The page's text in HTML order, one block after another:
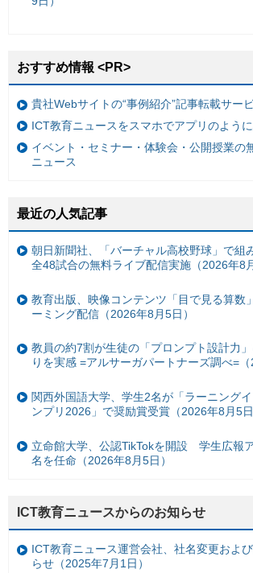
おすすめ情報 <PR>
貴社Webサイトの“事例紹介”記事転載サー
ICT教育ニュースをスマホでアプリのよう
イベント・セミナー・体験会・公開授業の
ニュース
最近の人気記事
朝日新聞社、「バーチャル高校野球」で組
全48試合の無料ライブ配信実施（2026年8
教育出版、映像コンテンツ「目で見る算数
ーミング配信（2026年8月5日）
教員の約7割が生徒の「プロンプト設計力
りを実感 =アルサーガパートナーズ調べ=（
関西外国語大学、学生2名が「ラーニング
ンプリ2026」で奨励賞受賞（2026年8月5日
立命館大学、公認TikTokを開設 学生広報
名を任命（2026年8月5日）
ICT教育ニュースからのお知らせ
ICT教育ニュース運営会社、社名変更およ
らせ（2025年7月1日）